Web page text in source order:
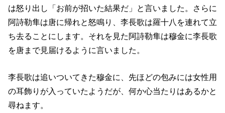
は怒り出し「お前が招いた結果だ」と言いました。さらに
阿詩勒隼は唐に帰れと怒鳴り、李長歌は羅十八を連れて立
ち去ることにします。それを見た阿詩勒隼は穆金に李長歌
を唐まで見届けるように言いました。
李長歌は追いついてきた穆金に、先ほどの包みには女性用
の耳飾りが入っていたようだが、何か心当たりはあるかと
尋ねます。